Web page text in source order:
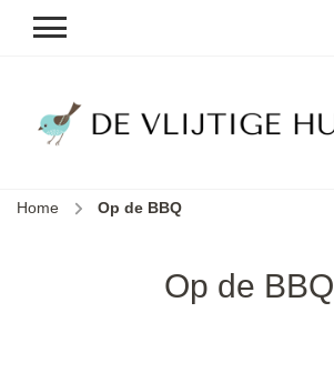
Home Op de BBQ
Op de BBQ